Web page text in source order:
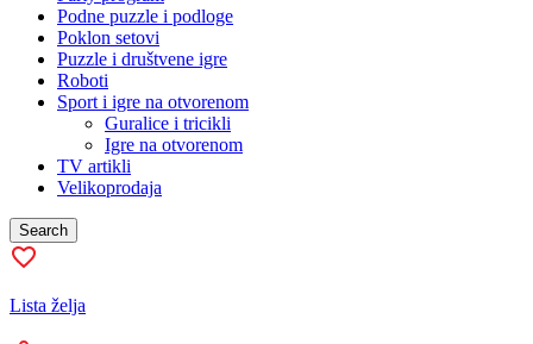
Podne puzzle i podloge
Poklon setovi
Puzzle i društvene igre
Roboti
Sport i igre na otvorenom
Guralice i tricikli
Igre na otvorenom
TV artikli
Velikoprodaja
Search
Lista želja